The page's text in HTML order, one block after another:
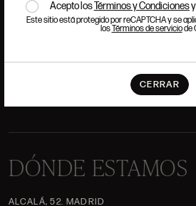
Acepto losTérminos y Condicionesy
Este sitio está protegido por reCAPTCHA y se
losTérminos de serviciode
CERRAR
JOYERÍA
DÓNDE ESTAMOS
ALCALÁ, 52. MADRID